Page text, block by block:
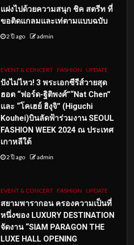
แฝงไปด้วยความสนุก ชิค สตรีท ที่
ขอติดแกลมและเท่ตามแบบฉบับ
2 ปี ago admin
EVENT & CONCERT FASHION UPDATE
ปังไม่ไหว! 3 พระเอกซีรีส์วายสุด
ฮอต “ฟอร์ด-ฐิติพงศ์”“Nat Chen”
และ “โคเฮย์ ฮิงุจิ” (Higuchi
Kouhei)บินลัดฟ้าร่วมงาน SEOUL
FASHION WEEK 2024 ณ ประเทศ
เกาหลีใต้
2 ปี ago admin
EVENT & CONCERT FASHION UPDATE
สยามพารากอน ครองความเป็นที่
หนึ่งของ LUXURY DESTINATION
จัดงาน “SIAM PARAGON THE
LUXE HALL OPENING